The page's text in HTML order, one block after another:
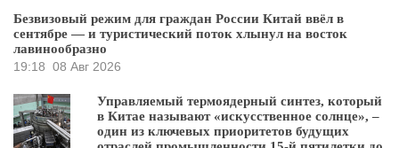
Безвизовый режим для граждан России Китай ввёл в
сентябре — и туристический поток хлынул на восток
лавинообразно
19:18 08 Авг 2026
Управляемый термоядерный синтез, который
в Китае называют «искусственное солнце», –
один из ключевых приоритетов будущих